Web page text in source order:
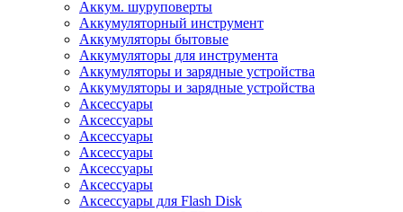
Аккум. шуруповерты
Аккумуляторный инструмент
Аккумуляторы бытовые
Аккумуляторы для инструмента
Аккумуляторы и зарядные устройства
Аккумуляторы и зарядные устройства
Аксессуары
Аксессуары
Аксессуары
Аксессуары
Аксессуары
Аксессуары
Аксессуары для Flash Disk